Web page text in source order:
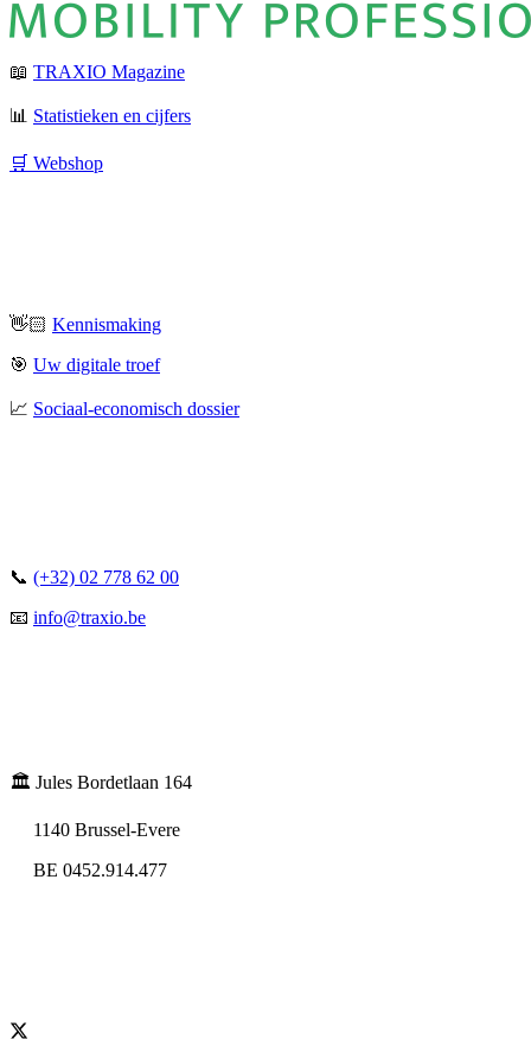
📖 TRAXIO Magazine
📊 Statistieken en cijfers
🛒 Webshop
👋🏻 Kennismaking
🎯 Uw digitale troef
📈 Sociaal-economisch dossier
📞 (+32) 02 778 62 00
📧 info@traxio.be
🏛️ Jules Bordetlaan 164
1140 Brussel-Evere
BE 0452.914.477